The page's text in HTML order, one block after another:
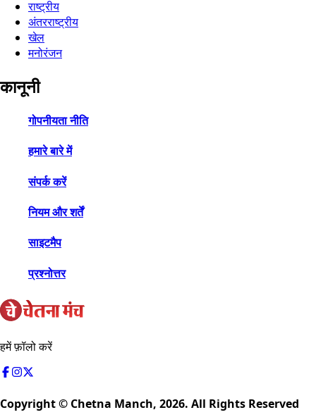
राष्ट्रीय
अंतरराष्ट्रीय
खेल
मनोरंजन
कानूनी
गोपनीयता नीति
हमारे बारे में
संपर्क करें
नियम और शर्तें
साइटमैप
प्रश्नोत्तर
हमें फ़ॉलो करें
Copyright © Chetna Manch, 2026. All Rights Reserved